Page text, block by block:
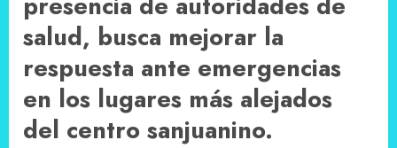
salud, busca mejorar la
respuesta ante emergencias
en los lugares más alejados
del centro sanjuanino.